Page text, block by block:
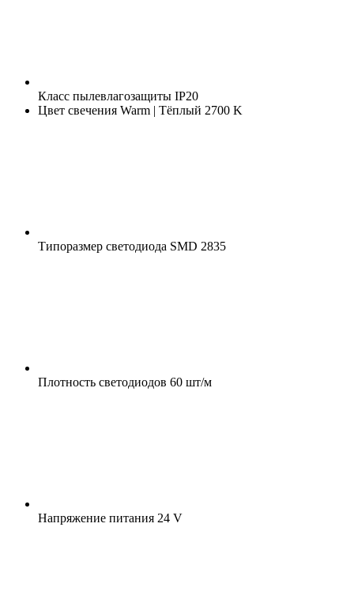
Класс пылевлагозащиты IP20
Цвет свечения Warm | Тёплый 2700 K
Типоразмер светодиода SMD 2835
Плотность светодиодов 60 шт/м
Напряжение питания 24 V